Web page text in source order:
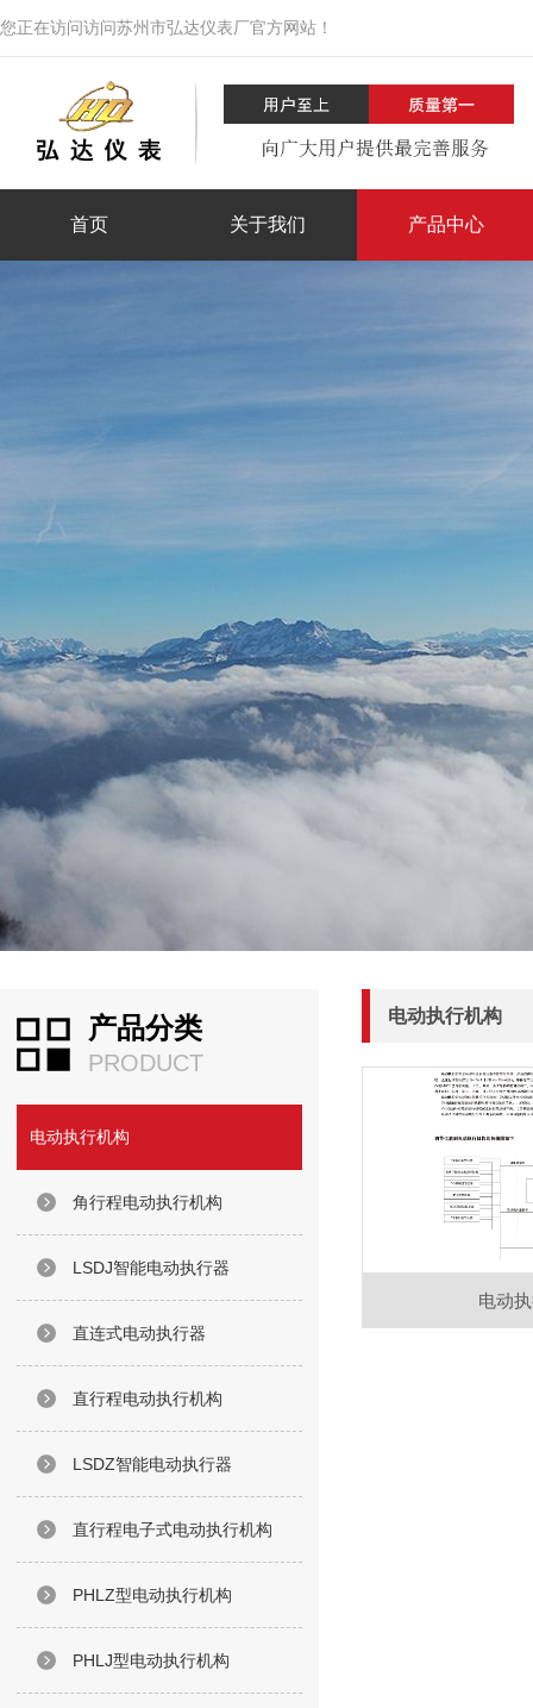
您正在访问访问苏州市弘达仪表厂官方网站！
首页 关于我们 产品中心
产品分类
PRODUCT
电动执行机构
角行程电动执行机构
LSDJ智能电动执行器
直连式电动执行器
直行程电动执行机构
LSDZ智能电动执行器
直行程电子式电动执行机构
PHLZ型电动执行机构
PHLJ型电动执行机构
电动执行机构
电动